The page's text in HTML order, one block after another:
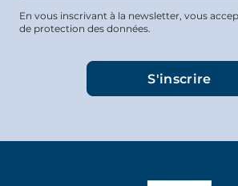
En vous inscrivant à la newsletter, vous
de protection des données.